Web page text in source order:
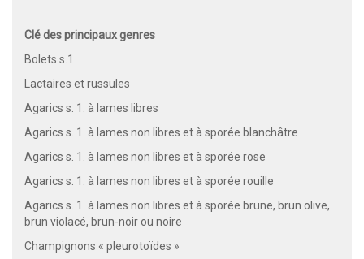
Clé des principaux genres
Bolets s.1
Lactaires et russules
Agarics s. 1. à lames libres
Agarics s. 1. à lames non libres et à sporée blanchâtre
Agarics s. 1. à lames non libres et à sporée rose
Agarics s. 1. à lames non libres et à sporée rouille
Agarics s. 1. à lames non libres et à sporée brune, brun olive,
brun violacé, brun-noir ou noire
Champignons « pleurotoïdes »